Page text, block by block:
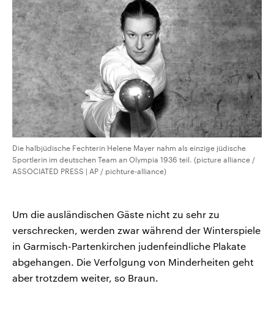
Die halbjüdische Fechterin Helene Mayer nahm als einzige jüdische
Sportlerin im deutschen Team an Olympia 1936 teil. (picture alliance /
ASSOCIATED PRESS | AP / pichture-alliance)
Um die ausländischen Gäste nicht zu sehr zu
verschrecken, werden zwar während der Winterspiele
in Garmisch-Partenkirchen judenfeindliche Plakate
abgehangen. Die Verfolgung von Minderheiten geht
aber trotzdem weiter, so Braun.